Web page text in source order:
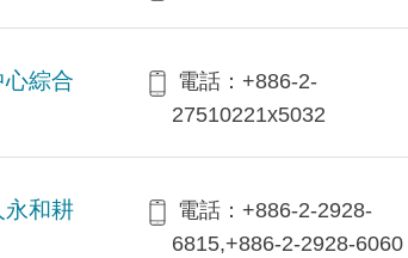
綜合
電話：+886-2-
27510221x5032
永和耕
電話：+886-2-2928-
6815,+886-2-2928-6060